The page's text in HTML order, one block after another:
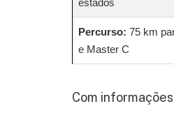
estados
Percurso: 75 km
e Master C
Com